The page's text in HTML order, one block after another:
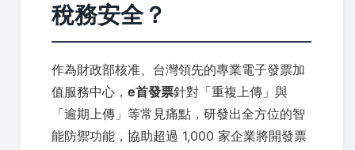
稅務安全？
作為財政部核准、台灣領先的專業電子發票加
值服務中心， e首發票針對「重複上傳」與
「逾期上傳」等常見痛點，研發出全方位的智
能防禦功能，協助超過 1,000 家企業將開發票